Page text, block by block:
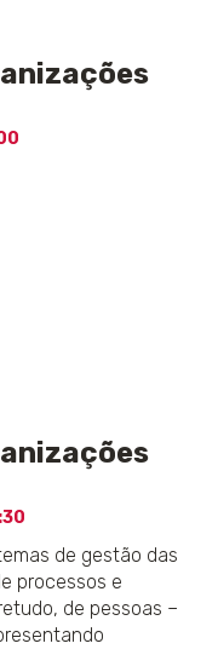
de gestão das
processos e
de pessoas –